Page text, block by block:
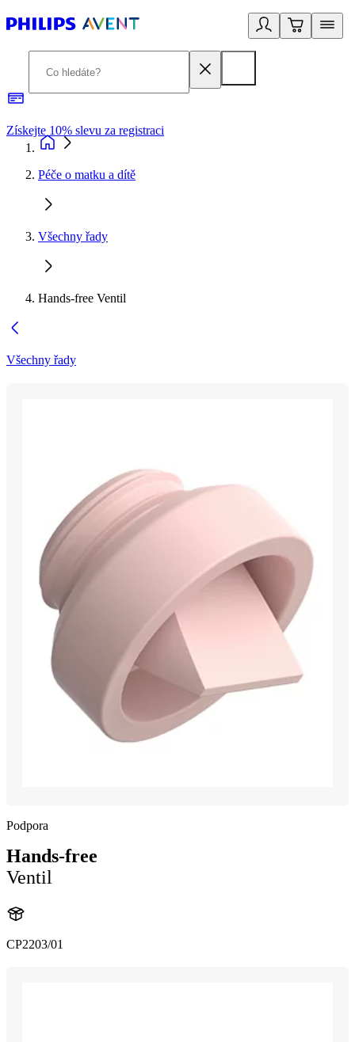
Získejte 10% slevu za registraci
Péče o matku a dítě
Všechny řady
Hands-free Ventil
Všechny řady
Podpora
Hands-free
Ventil
CP2203/01